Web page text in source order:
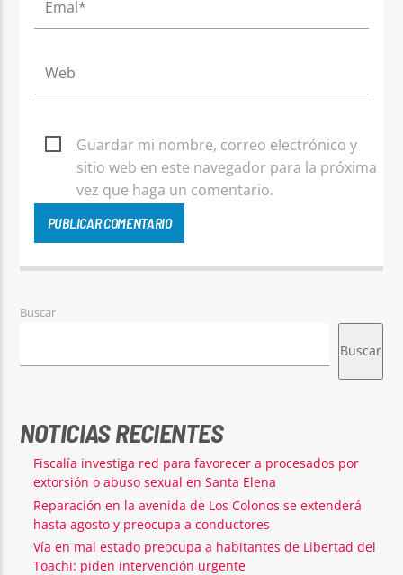
Guardar mi nombre, correo electrónico y
sitio web en este navegador para la próxima
vez que haga un comentario.
Buscar
Buscar
NOTICIAS RECIENTES
Fiscalía investiga red para favorecer a procesados por
extorsión o abuso sexual en Santa Elena
Reparación en la avenida de Los Colonos se extenderá
hasta agosto y preocupa a conductores
Vía en mal estado preocupa a habitantes de Libertad del
Toachi: piden intervención urgente